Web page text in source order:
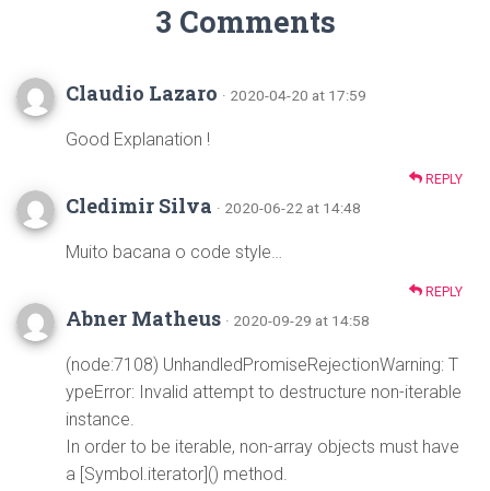
3 Comments
Claudio Lazaro · 2020-04-20 at 17:59
Good Explanation !
REPLY
Cledimir Silva · 2020-06-22 at 14:48
Muito bacana o code style…
REPLY
Abner Matheus · 2020-09-29 at 14:58
(node:7108) UnhandledPromiseRejectionWarning: T
ypeError: Invalid attempt to destructure non-iterable
instance.
In order to be iterable, non-array objects must have
a [Symbol.iterator]() method.